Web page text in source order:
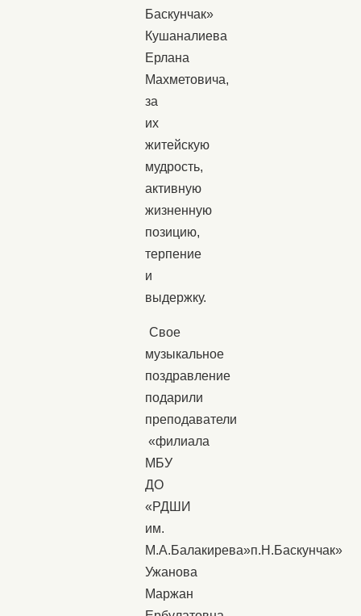
Баскунчак»
Кушаналиева
Ерлана
Махметовича,
за
их
житейскую
мудрость,
активную
жизненную
позицию,
терпение
и
выдержку.
Свое
музыкальное
поздравление
подарили
преподаватели
«филиала
МБУ
ДО
«РДШИ
им.
М.А.Балакирева»п.Н.Баскунчак»
Ужанова
Маржан